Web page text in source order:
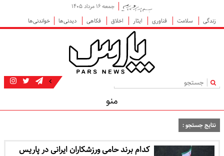
جمعه ۱۶ مرداد ۱۴۰۵
زندگی
سلامت فناوری ایثار اخلاق فکاهی دیدنی‌ها خواندنی‌ها
|
منو
نتایج جستجو :
کدام برند حامی ورزشکاران ایرانی در پاریس